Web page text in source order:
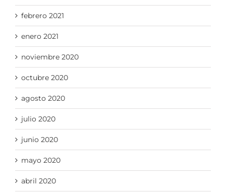
febrero 2021
enero 2021
noviembre 2020
octubre 2020
agosto 2020
julio 2020
junio 2020
mayo 2020
abril 2020